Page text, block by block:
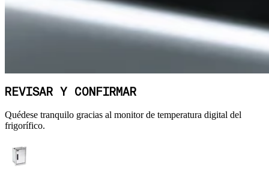
REVISAR Y CONFIRMAR
Quédese tranquilo gracias al monitor de temperatura digital del
frigorífico.